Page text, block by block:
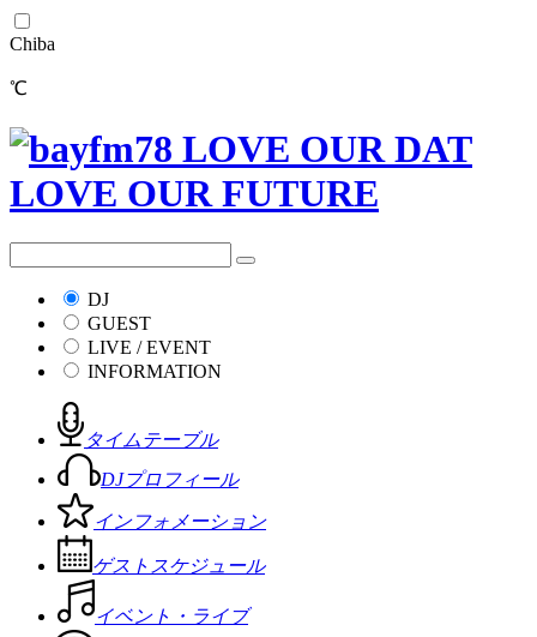
Chiba
℃
DJ
GUEST
LIVE / EVENT
INFORMATION
タイムテーブル
DJプロフィール
インフォメーション
ゲストスケジュール
イベント・ライブ